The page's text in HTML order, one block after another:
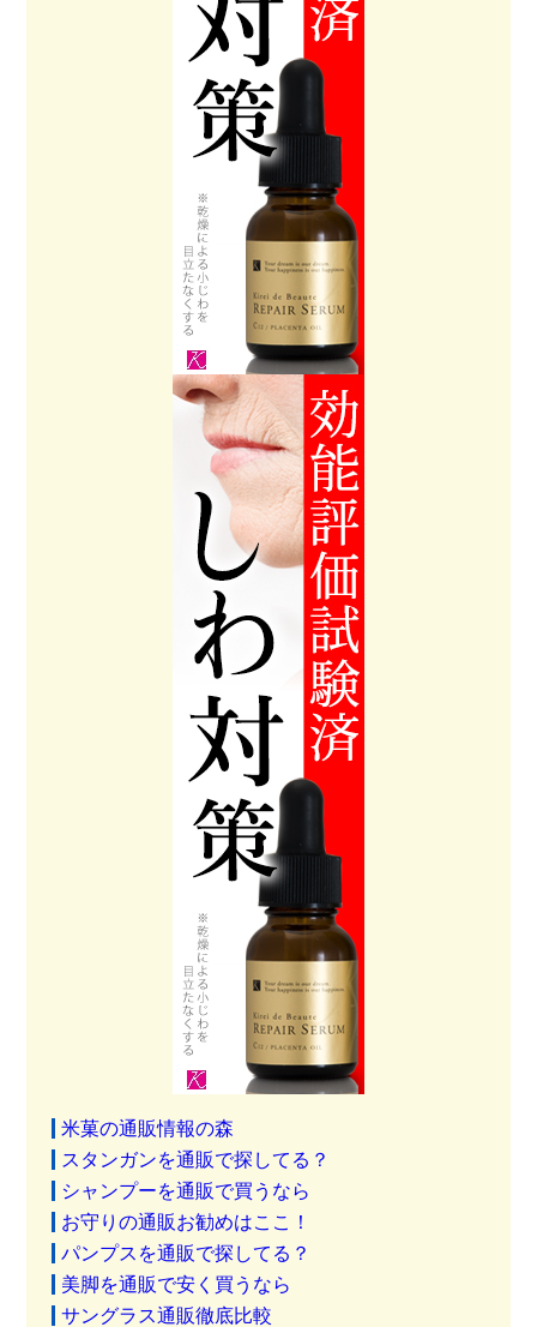
米菓の通販情報の森
スタンガンを通販で探してる？
シャンプーを通販で買うなら
お守りの通販お勧めはここ！
パンプスを通販で探してる？
美脚を通販で安く買うなら
サングラス通販徹底比較